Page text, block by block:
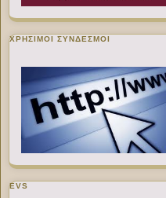
ΧΡΉΣΙΜΟΙ ΣΎΝΔΕΣΜΟΙ
EVS